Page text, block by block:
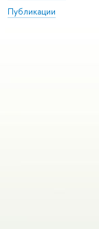
Публикации